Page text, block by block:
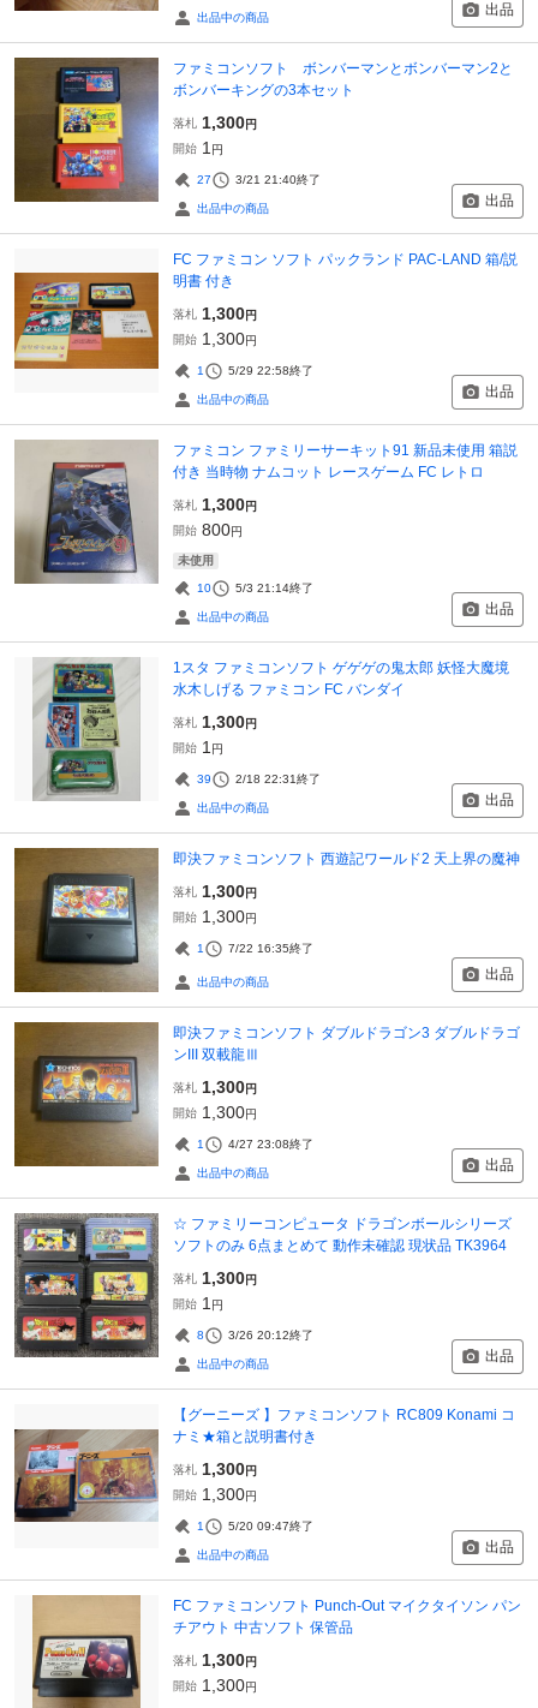
出品中の商品 出品
ファミコンソフト ボンバーマンとボンバーマン2と
ボンバーキングの3本セット
落札 1,300円
開始 1 円
27 3/21 21:40終了
出品中の商品 出品
FC ファミコン ソフト パックランド PAC-LAND 箱/説
明書 付き
落札 1,300円
開始 1,300円
1 5/29 22:58終了
出品中の商品 出品
ファミコン ファミリーサーキット91 新品未使用 箱説
付き 当時物 ナムコット レースゲーム FC レトロ
落札 1,300円
開始 800円
未使用
10 5/3 21:14終了
出品中の商品 出品
1スタ ファミコンソフト ゲゲゲの鬼太郎 妖怪大魔境
水木しげる ファミコン FC バンダイ
落札 1,300円
開始 1 円
39 2/18 22:31終了
出品中の商品 出品
即決ファミコンソフト 西遊記ワールド2 天上界の魔神
落札 1,300円
開始 1,300円
1 7/22 16:35終了
出品中の商品 出品
即決ファミコンソフト ダブルドラゴン3 ダブルドラゴ
ンIII 双載龍Ⅲ
落札 1,300円
開始 1,300円
1 4/27 23:08終了
出品中の商品 出品
☆ ファミリーコンピュータ ドラゴンボールシリーズ
ソフトのみ 6点まとめて 動作未確認 現状品 TK3964
落札 1,300円
開始 1 円
8 3/26 20:12終了
出品中の商品 出品
【グーニーズ 】ファミコンソフト RC809 Konami コ
ナミ★箱と説明書付き
落札 1,300円
開始 1,300円
1 5/20 09:47終了
出品中の商品 出品
FC ファミコンソフト Punch-Out マイクタイソン パン
チアウト 中古ソフト 保管品
落札 1,300円
開始 1,300円